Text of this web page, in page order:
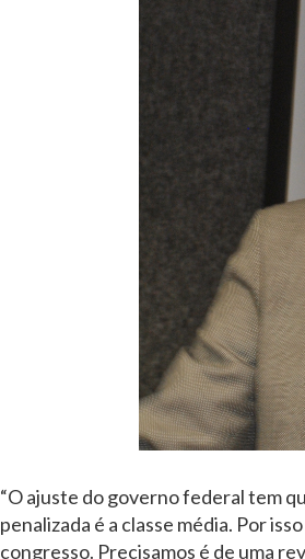
“O ajuste do governo federal tem
penalizada é a classe média. Por
congresso. Precisamos é de uma